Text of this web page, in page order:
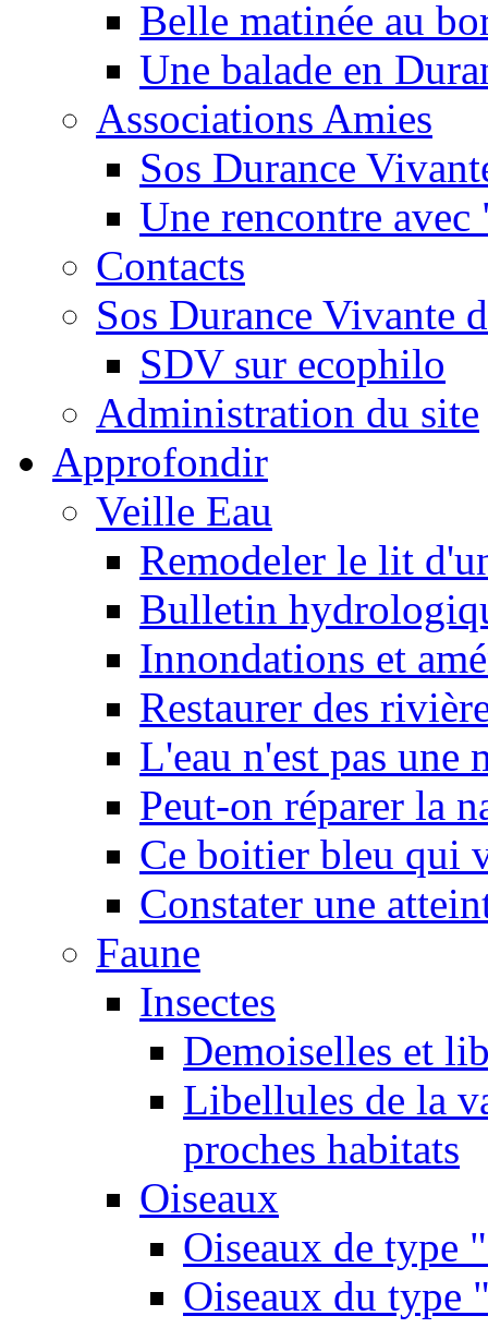
Belle matinée au
Une balade en
Associations Amies
Sos Durance
Une rencontre
Contacts
Sos Durance Vivante
SDV sur ecophilo
Administration du site
Approfondir
Veille Eau
Remodeler le lit
Bulletin
Innondations et
Restaurer des
L'eau n'est pas une
Peut-on réparer la
Ce boitier bleu qui
Constater une
Faune
Insectes
Demoiselles et
Libellules de la
proches habitats
Oiseaux
Oiseaux de type
Oiseaux du type